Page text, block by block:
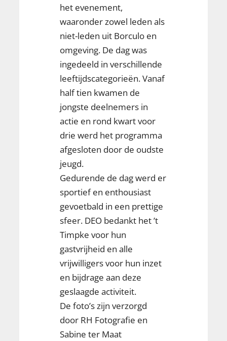
het evenement,
waaronder zowel leden als
niet-leden uit Borculo en
omgeving. De dag was
ingedeeld in verschillende
leeftijdscategorieën. Vanaf
half tien kwamen de
jongste deelnemers in
actie en rond kwart voor
drie werd het programma
afgesloten door de oudste
jeugd.
Gedurende de dag werd er
sportief en enthousiast
gevoetbald in een prettige
sfeer. DEO bedankt het ’t
Timpke voor hun
gastvrijheid en alle
vrijwilligers voor hun inzet
en bijdrage aan deze
geslaagde activiteit.
De foto’s zijn verzorgd
door RH Fotografie en
Sabine ter Maat